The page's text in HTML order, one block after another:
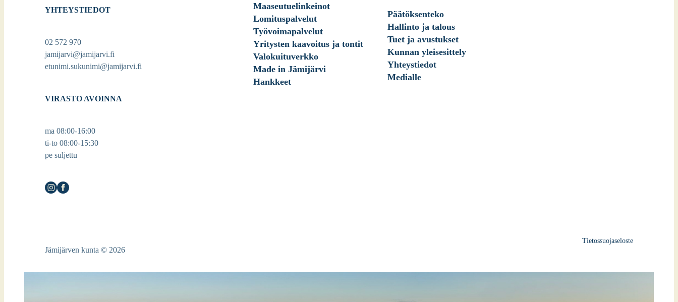
YHTEYSTIEDOT
02 572 970
jamijarvi@jamijarvi.fi
etunimi.sukunimi@jamijarvi.fi
VIRASTO AVOINNA
ma 08:00-16:00
ti-to 08:00-15:30
pe suljettu
Maaseutuelinkeinot
Lomituspalvelut
Työvoimapalvelut
Yritysten kaavoitus ja tontit
Valokuituverkko
Made in Jämijärvi
Hankkeet
Päätöksenteko
Hallinto ja talous
Tuet ja avustukset
Kunnan yleisesittely
Yhteystiedot
Medialle
Jämijärven kunta © 2026
Tietossuojaseloste